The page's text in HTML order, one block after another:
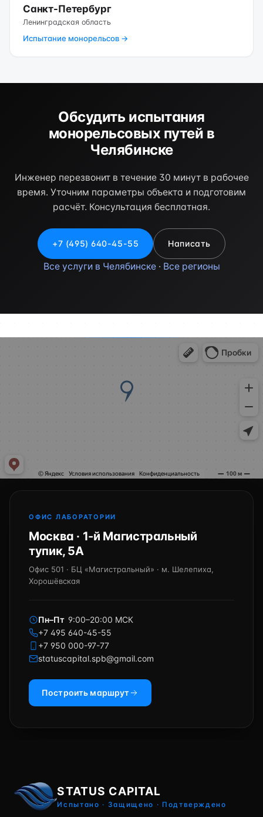
Санкт-Петербург
Ленинградская область
Испытание монорельсов →
Обсудить испытания
монорельсовых путей в
Челябинске
Инженер перезвонит в течение 30 минут в рабочее
время. Уточним параметры объекта и подготовим
расчёт. Консультация бесплатная.
+7 (495) 640-45-55 Написать
Все услуги в Челябинске· Все регионы
ОФИС ЛАБОРАТОРИИ
Москва · 1-й Магистральный
тупик, 5А
Офис 501 · БЦ «Магистральный» · м. Шелепиха,
Хорошёвская
Пн–Пт 9:00–20:00 МСК
+7 495 640-45-55
+7 950 000-97-77
statuscapital.spb@gmail.com
Построить маршрут
STATUS CAPITAL
Испытано · Защищено · Подтверждено